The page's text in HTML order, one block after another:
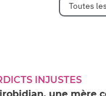
Toutes
INJUSTES